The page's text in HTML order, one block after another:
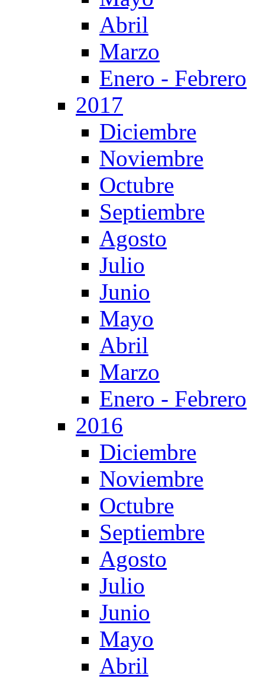
Abril
Marzo
Enero - Febrero
2017
Diciembre
Noviembre
Octubre
Septiembre
Agosto
Julio
Junio
Mayo
Abril
Marzo
Enero - Febrero
2016
Diciembre
Noviembre
Octubre
Septiembre
Agosto
Julio
Junio
Mayo
Abril